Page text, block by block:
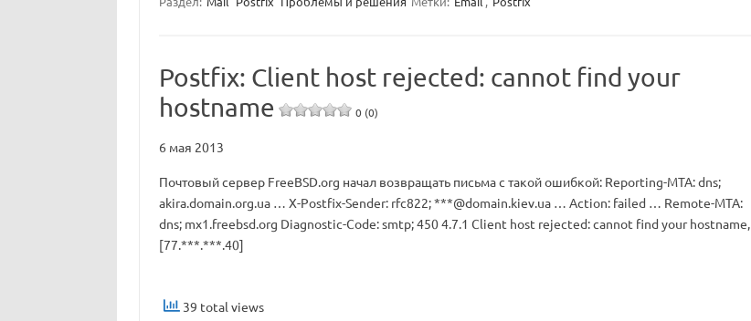
Postfix: Client host rejected: cannot find your
hostname
0 (0)
6 мая 2013
Почтовый сервер FreeBSD.org начал возвращать письма с такой ошибкой: Reporting-MTA: dns;
akira.domain.org.ua … X-Postfix-Sender: rfc822; ***@domain.kiev.ua … Action: failed … Remote-MTA:
dns; mx1.freebsd.org Diagnostic-Code: smtp; 450 4.7.1 Client host rejected: cannot find your hostname,
[77.***.***.40]
39 total views